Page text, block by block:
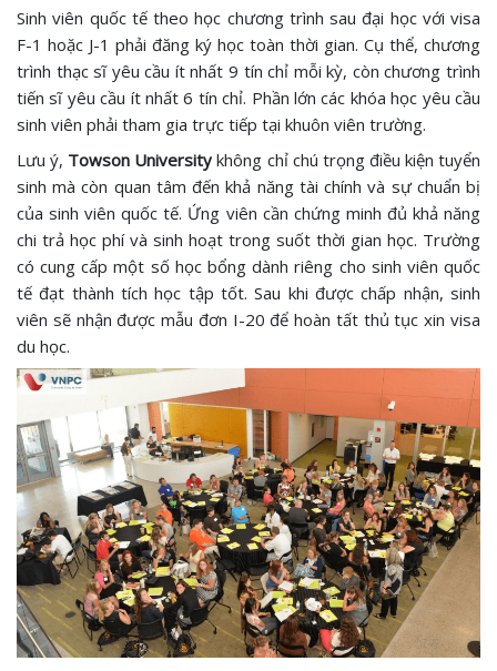
Sinh viên quốc tế theo học chương trình sau đại học với visa
F-1 hoặc J-1 phải đăng ký học toàn thời gian. Cụ thể, chương
trình thạc sĩ yêu cầu ít nhất 9 tín chỉ mỗi kỳ, còn chương trình
tiến sĩ yêu cầu ít nhất 6 tín chỉ. Phần lớn các khóa học yêu cầu
sinh viên phải tham gia trực tiếp tại khuôn viên trường.
Lưu ý, Towson Universitykhông chỉ chú trọng điều kiện tuyển
sinh mà còn quan tâm đến khả năng tài chính và sự chuẩn bị
của sinh viên quốc tế. Ứng viên cần chứng minh đủ khả năng
chi trả học phí và sinh hoạt trong suốt thời gian học. Trường
có cung cấp một số học bổng dành riêng cho sinh viên quốc
tế đạt thành tích học tập tốt. Sau khi được chấp nhận, sinh
viên sẽ nhận được mẫu đơn I-20 để hoàn tất thủ tục xin visa
du học.